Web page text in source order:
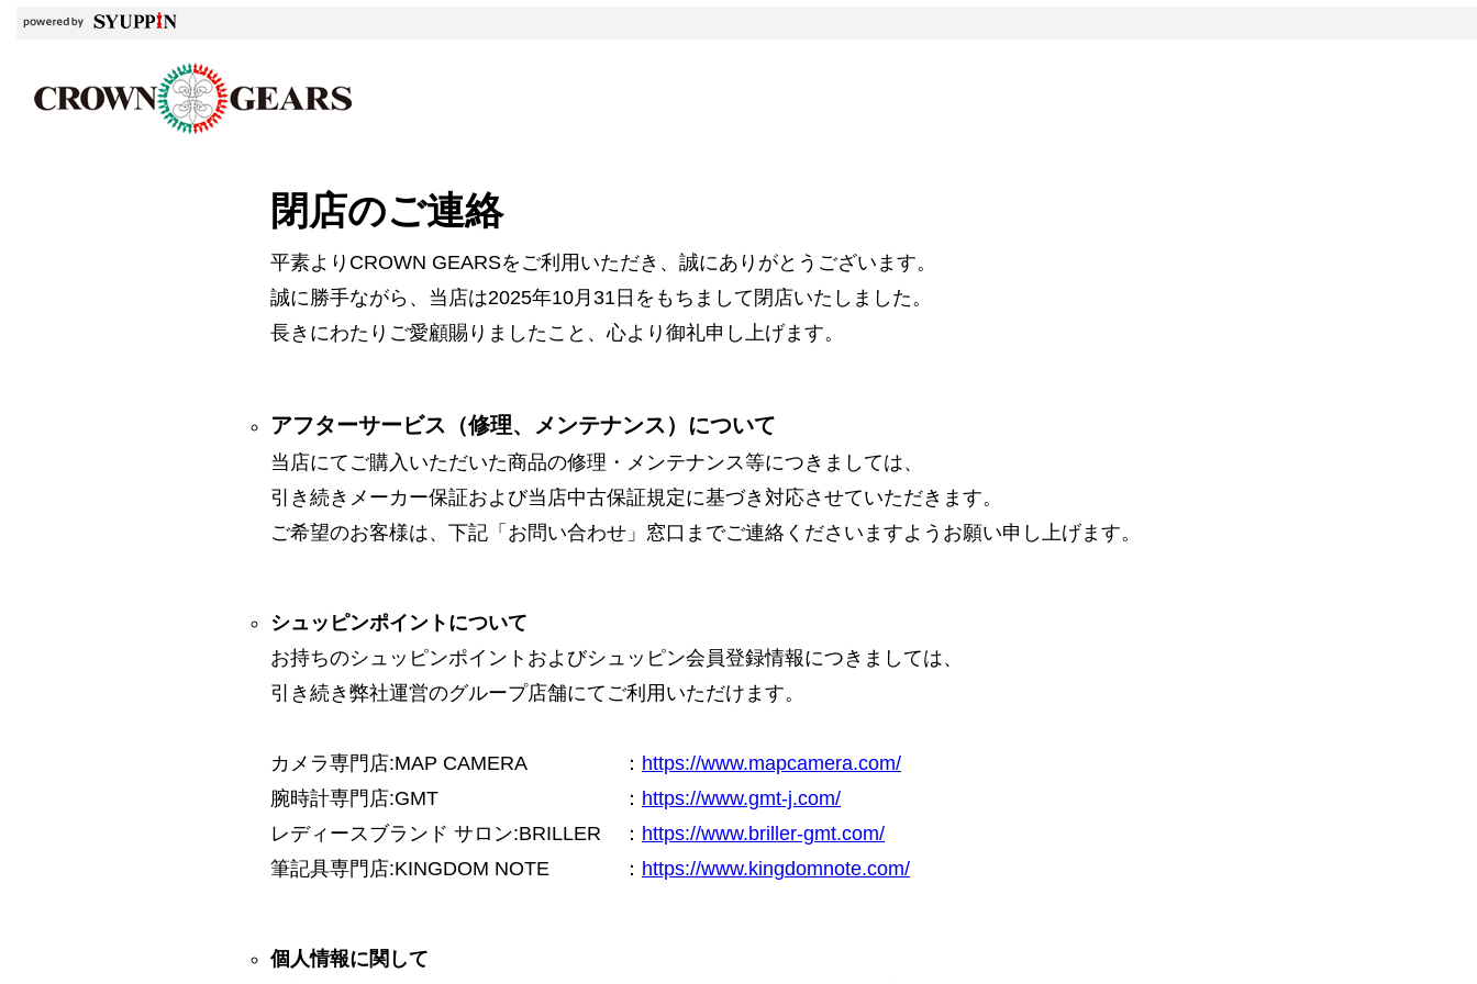
閉店のご連絡
平素よりCROWN GEARSをご利用いただき、誠にありがとうございます。
誠に勝手ながら、当店は2025年10月31日をもちまして閉店いたしました。
長きにわたりご愛顧賜りましたこと、心より御礼申し上げます。
アフターサービス（修理、メンテナンス）について
当店にてご購入いただいた商品の修理・メンテナンス等につきましては、
引き続きメーカー保証および当店中古保証規定に基づき対応させていただきます。
ご希望のお客様は、下記「お問い合わせ」窓口までご連絡くださいますようお願い申し上げます。
シュッピンポイントについて
お持ちのシュッピンポイントおよびシュッピン会員登録情報につきましては、
引き続き弊社運営のグループ店舗にてご利用いただけます。
カメラ専門店:MAP CAMERA ： https://www.mapcamera.com/
腕時計専門店:GMT
： https://www.gmt-j.com/
レディースブランド サロン:BRILLER
： https://www.briller-gmt.com/
筆記具専門店:KINGDOM NOTE
： https://www.kingdomnote.com/
個人情報に関して